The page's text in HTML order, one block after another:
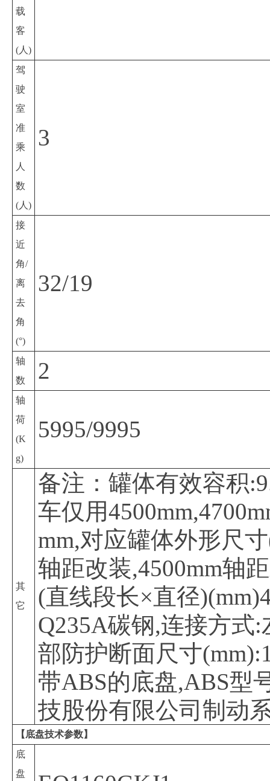
载
客
(人)
驾
驶
室
准
乘
人
数
(人)
3
接
近
角/
离
去
角
(°)
32/19
轴
数
2
轴
荷
(K
g)
5995/9995
其
它
备注：罐体有效容积
车仅用
mm,对应罐体外形尺
轴距改装,4500mm轴
(直线段长×直径
Q235A碳钢,连接方式
部防护断面尺寸
带ABS的底盘,ABS型
技股份有限公司制动
【底盘技术参数】
底
盘